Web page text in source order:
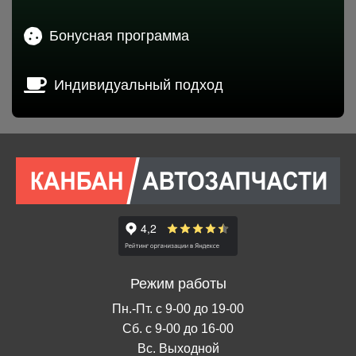
Бонусная программа
Индивидуальный подход
Режим работы
Пн.-Пт. с 9-00 до 19-00
Сб. с 9-00 до 16-00
Вс. Выходной